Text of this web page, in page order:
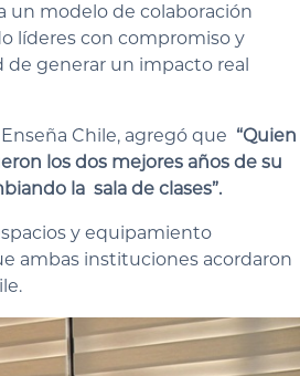
un modelo de colaboración
líderes con compromiso y
generar un impacto real
Chile, agregó que “Quien
los dos mejores años de su
la sala de clases”.
y equipamiento
ambas instituciones acordaron